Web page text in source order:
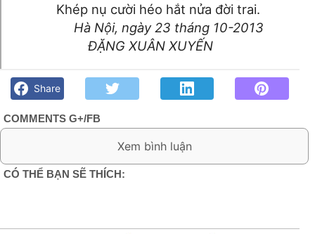
Khép nụ cười héo hắt nửa đời trai.
Hà Nội, ngày 23 tháng 10-2013
ĐẶNG XUÂN XUYẾN
Chút gì để nhớ!
Share
COMMENTS G+/FB
0 Comment:
CÓ THỂ BẠN SẼ THÍCH: